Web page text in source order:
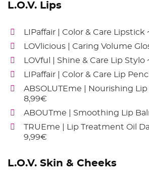
L.O.V. Lips
LIPaffair | Color & Care Lipstick
LOVlicious | Caring Volume
LOVful | Shine & Care Lip Stylo
LIPaffair | Color & Care Lip
ABSOLUTEme | Nourishing
8,99€
ABOUTme | Smoothing Lip
TRUEme | Lip Treatment Oil
9,99€
L.O.V. Skin & Cheeks